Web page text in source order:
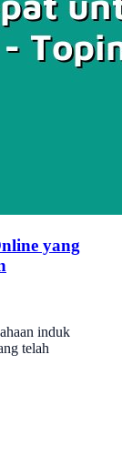
yang
induk
telah